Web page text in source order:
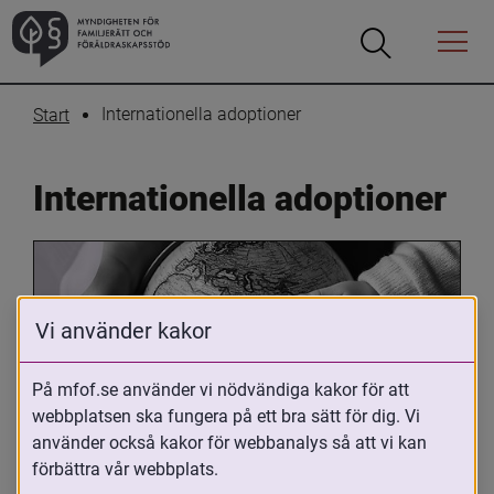
Öppna
Öppna
Menyn
Start Internationella adoptioner
Internationella adoptioner
Oavsett om du är adopterad,
adoptivförälder eller arbetar med
Vi använder kakor
På mfof.se använder vi nödvändiga kakor för att
webbplatsen ska fungera på ett bra sätt för dig. Vi
använder också kakor för webbanalys så att vi kan
förbättra vår webbplats.